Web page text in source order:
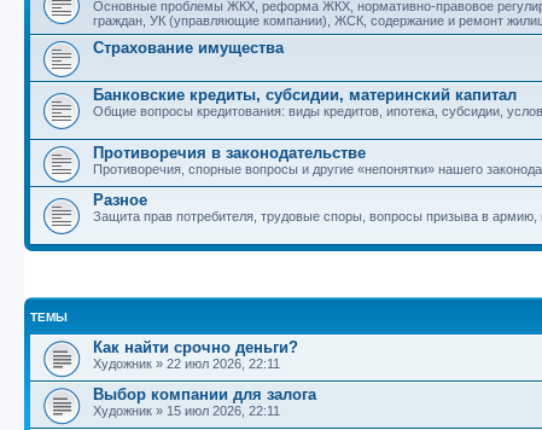
Основные проблемы ЖКХ, реформа ЖКХ, нормативно-правовое
граждан, УК (управляющие компании), ЖСК, содержание и ремонт
Страхование имущества
Банковские кредиты, субсидии, материнский капитал
Общие вопросы кредитования: виды кредитов, ипотека, субсидии,
Противоречия в законодательстве
Противоречия, спорные вопросы и другие «непонятки» нашего
Разное
Защита прав потребителя, трудовые споры, вопросы призыва в
ТЕМЫ
Как найти срочно деньги?
Художник » 22 июл 2026, 22:11
Выбор компании для залога
Художник » 15 июл 2026, 22:11